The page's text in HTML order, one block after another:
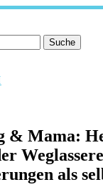
& Mama:
als